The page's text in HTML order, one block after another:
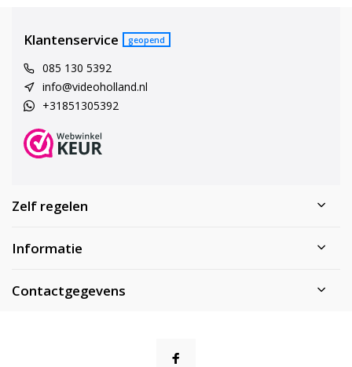
Klantenservice geopend
085 130 5392
info@videoholland.nl
+31851305392
Zelf regelen
Informatie
Contactgegevens